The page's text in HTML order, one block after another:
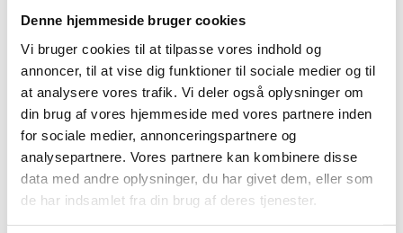
Denne hjemmeside bruger cookies
Vi bruger cookies til at tilpasse vores indhold og
annoncer, til at vise dig funktioner til sociale medier og til
at analysere vores trafik. Vi deler også oplysninger om
din brug af vores hjemmeside med vores partnere inden
for sociale medier, annonceringspartnere og
analysepartnere. Vores partnere kan kombinere disse
data med andre oplysninger, du har givet dem, eller som
de har indsamlet fra din brug af deres tjenester.
For andre pladetykkelser, bestil da enprofil på specialmål
SideA: mm
Side
OBS: En side skal være større end 10mm